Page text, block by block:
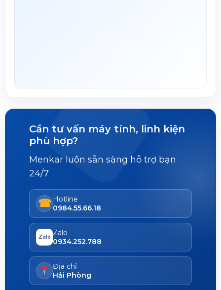
Cần tư vấn máy tính, linh kiện
phù hợp?
Menkar luôn sẵn sàng hỗ trợ bạn
24/7
☎ Hotline
0984.55.66.18
Zalo Zalo
0934.252.788
Địa chỉ
Hải Phòng